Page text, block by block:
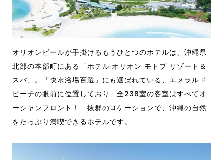
オリオンビールが手掛けるもうひとつのホテルは、沖縄県
北部の本部町にある「ホテル オリオン モトブ リゾート＆
スパ」。「快水浴場百選」にも選ばれている、エメラルド
ビーチの眼前に位置しており、全238室の客室はすべてオ
ーシャンフロント！ 抜群のロケーションで、沖縄の自然
をたっぷり満喫できるホテルです。